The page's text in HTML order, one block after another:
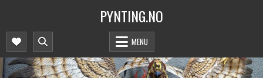
PYNTING.NO
MENU